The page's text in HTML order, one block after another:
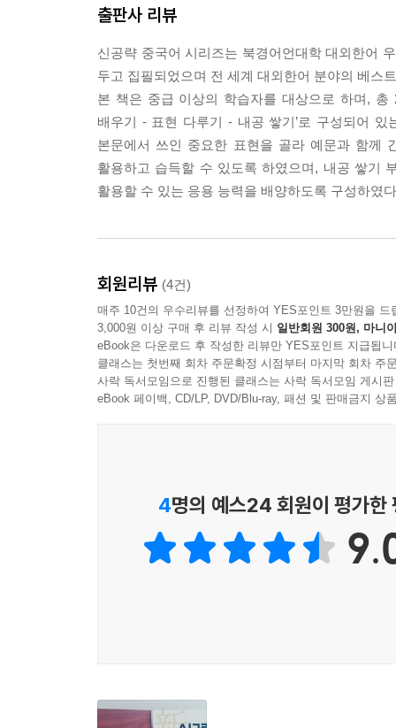
출판사 리뷰
신공략 중국어 시리즈는 북경어언대학 대외한어
두고 집필되었으며 전 세계 대외한어 분야의 베스
본 책은 중급 이상의 학습자를 대상으로 하며,
배우기 - 표현 다루기 - 내공 쌓기’로 구성되어
본문에서 쓰인 중요한 표현을 골라 예문과 함께
활용하고 습득할 수 있도록 하였으며, 내공 쌓기
활용할 수 있는 응용 능력을 배양하도록 구성하였
회원리뷰 (4건)
매주 10건의 우수리뷰를 선정하여 YES포인트 3만원을 드
3,000원 이상 구매 후 리뷰 작성 시 일반회원 300원, 마니
eBook은 다운로드 후 작성한 리뷰만 YES포인트 지급됩니
클래스는 첫번째 회차 주문확정 시점부터 마지막 회차 주
사락 독서모임으로 진행된 클래스는 사락 독서모임 게시
eBook 페이백, CD/LP, DVD/Blu-ray, 패션 및 판매금지 상
4명의 예스24 회원이 평가한